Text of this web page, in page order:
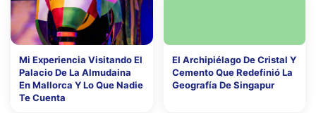
Mi Experiencia Visitando El
Palacio De La Almudaina
En Mallorca Y Lo Que Nadie
Te Cuenta
El Archipiélago De Cristal Y
Cemento Que Redefinió La
Geografía De Singapur